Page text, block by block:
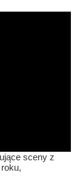
sceny z